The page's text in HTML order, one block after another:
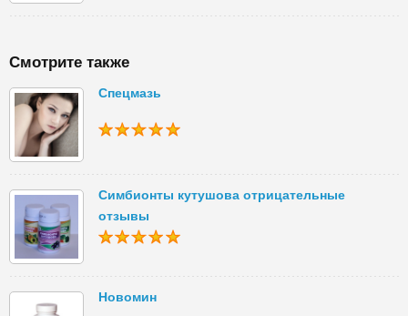
Смотрите также
Спецмазь
Симбионты кутушова отрицательные
отзывы
Новомин